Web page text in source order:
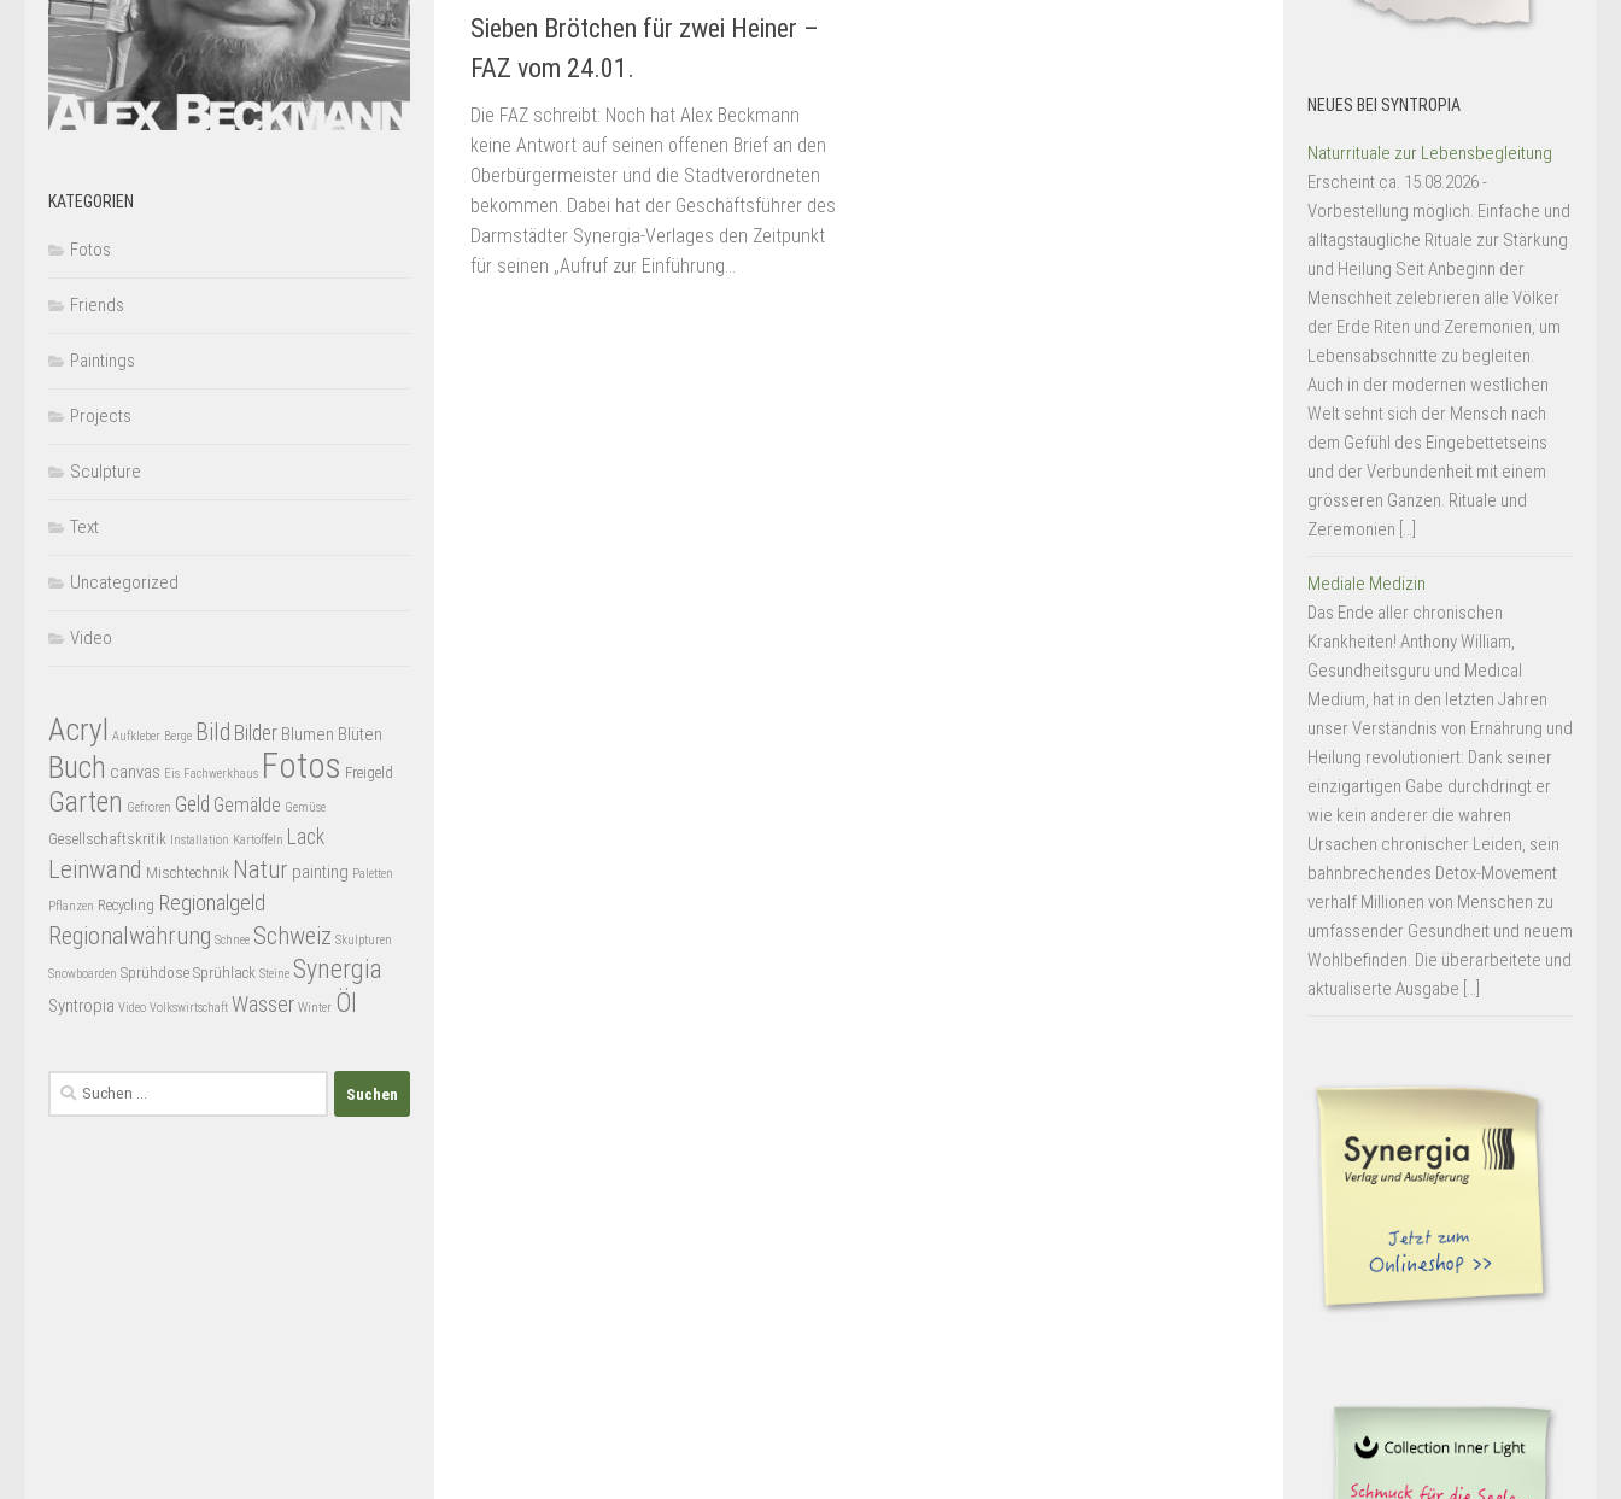
Sieben Brötchen für zwei Heiner –
FAZ vom 24.01.
Die FAZ schreibt: Noch hat Alex Beckmann
keine Antwort auf seinen offenen Brief an den
Oberbürgermeister und die Stadtverordneten
bekommen. Dabei hat der Geschäftsführer des
Darmstädter Synergia-Verlages den Zeitpunkt
für seinen „Aufruf zur Einführung...
KATEGORIEN
Fotos
Friends
Paintings
Projects
Sculpture
Text
Uncategorized
Video
Acryl Aufkleber Berge Bild Bilder Blumen Blüten
Buch canvas Eis Fachwerkhaus Fotos Freigeld
Garten Gefroren Geld Gemälde Gemüse
Gesellschaftskritik Installation Kartoffeln Lack
Leinwand Mischtechnik Natur painting Paletten
Pflanzen Recycling Regionalgeld
Regionalwährung Schnee Schweiz Skulpturen
Snowboarden Sprühdose Sprühlack Steine Synergia
Syntropia Video Volkswirtschaft Wasser Winter Öl
Suchen
nach:
NEUES BEI SYNTROPIA
Naturrituale zur Lebensbegleitung
Erscheint ca. 15.08.2026 -
Vorbestellung möglich. Einfache und
alltagstaugliche Rituale zur Stärkung
und Heilung Seit Anbeginn der
Menschheit zelebrieren alle Völker
der Erde Riten und Zeremonien, um
Lebensabschnitte zu begleiten.
Auch in der modernen westlichen
Welt sehnt sich der Mensch nach
dem Gefühl des Eingebettetseins
und der Verbundenheit mit einem
grösseren Ganzen. Rituale und
Zeremonien […]
Mediale Medizin
Das Ende aller chronischen
Krankheiten! Anthony William,
Gesundheitsguru und Medical
Medium, hat in den letzten Jahren
unser Verständnis von Ernährung und
Heilung revolutioniert: Dank seiner
einzigartigen Gabe durchdringt er
wie kein anderer die wahren
Ursachen chronischer Leiden, sein
bahnbrechendes Detox-Movement
verhalf Millionen von Menschen zu
umfassender Gesundheit und neuem
Wohlbefinden. Die überarbeitete und
aktualiserte Ausgabe […]